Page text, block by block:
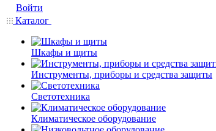
Войти
Каталог
Шкафы и щиты
Инструменты, приборы и средства защиты
Светотехника
Климатическое оборудование